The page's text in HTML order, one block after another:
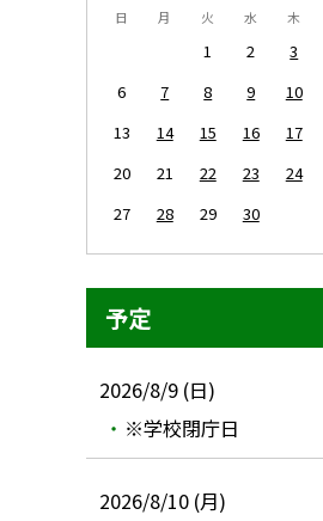
日 月 火 水 木
1 2 3
6
7 8 9 10
13
14 15 16 17
20
21 22 23 24
27
28 29 30
予定
2026/8/9 (日)
※学校閉庁日
2026/8/10 (月)